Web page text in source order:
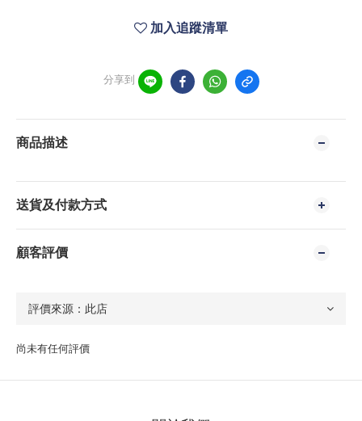
加入追蹤清單
分享到
商品描述
送貨及付款方式
顧客評價
尚未有任何評價